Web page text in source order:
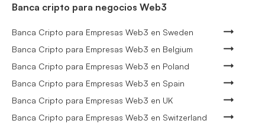
Banca cripto para negocios Web3
Banca Cripto para Empresas Web3 en Sweden
Banca Cripto para Empresas Web3 en Belgium
Banca Cripto para Empresas Web3 en Poland
Banca Cripto para Empresas Web3 en Spain
Banca Cripto para Empresas Web3 en UK
Banca Cripto para Empresas Web3 en Switzerland